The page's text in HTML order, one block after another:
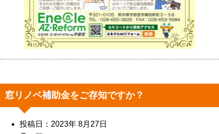
窓リノベ補助金をご存知ですか？
投稿日：2023年 8月27日